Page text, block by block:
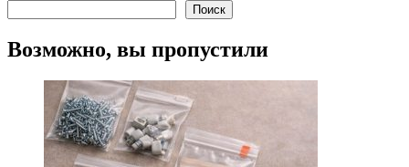
Поиск
Возможно, вы пропустили